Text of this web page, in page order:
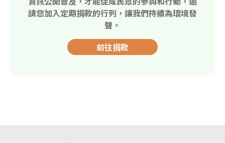
請您加入定期捐款的行列，讓我們持續為環境發
聲。
前往捐款